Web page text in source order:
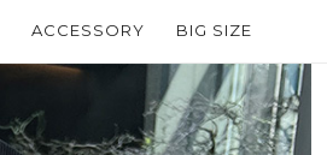
ACCESSORY BIG SIZE